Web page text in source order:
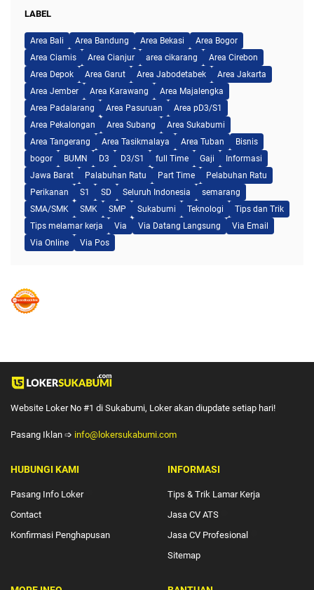
LABEL
Area Bali Area Bandung Area Bekasi
Area Bogor
Area Ciamis
Area Cianjur area cikarang
Area Cirebon
Area Depok
Area Garut Area Jabodetabek
Area Jakarta
Area Jember
Area Karawang
Area Majalengka
Area Padalarang
Area Pasuruan
Area pD3/S1
Area Pekalongan
Area Subang
Area Sukabumi
Area Tangerang
Area Tasikmalaya Area Tuban
Bisnis
bogor
BUMN D3 D3/S1 full Time Gaji
Informasi
Jawa Barat
Palabuhan Ratu Part Time
Pelabuhan Ratu
Perikanan
S1 SD Seluruh Indonesia
semarang
SMA/SMK
SMK SMP Sukabumi Teknologi
Tips dan Trik
Tips melamar kerja
Via Via Datang Langsung
Via Email
Via Online
Via Pos
Website Loker No #1 di Sukabumi, Loker akan diupdate setiap hari!
Pasang Iklan ➩ info@lokersukabumi.com
HUBUNGI KAMI
Pasang Info Loker
Contact
Konfirmasi Penghapusan
INFORMASI
Tips & Trik Lamar Kerja
Jasa CV ATS
Jasa CV Profesional
Sitemap